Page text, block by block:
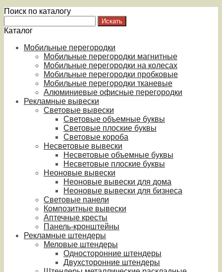
Поиск по каталогу
Каталог
Мобильные перегородки
Мобильные перегородки магнитные
Мобильные перегородки на колесах
Мобильные перегородки пробковые
Мобильные перегородки тканевые
Алюминиевые офисные перегородки
Рекламные вывески
Световые вывески
Световые объемные буквы
Световые плоские буквы
Световые короба
Несветовые вывески
Несветовые объемные буквы
Несветовые плоские буквы
Неоновые вывески
Неоновые вывески для дома
Неоновые вывески для бизнеса
Световые панели
Композитные вывески
Аптечные кресты
Панель-кронштейны
Рекламные штендеры
Меловые штендеры
Односторонние штендеры
Двухсторонние штендеры